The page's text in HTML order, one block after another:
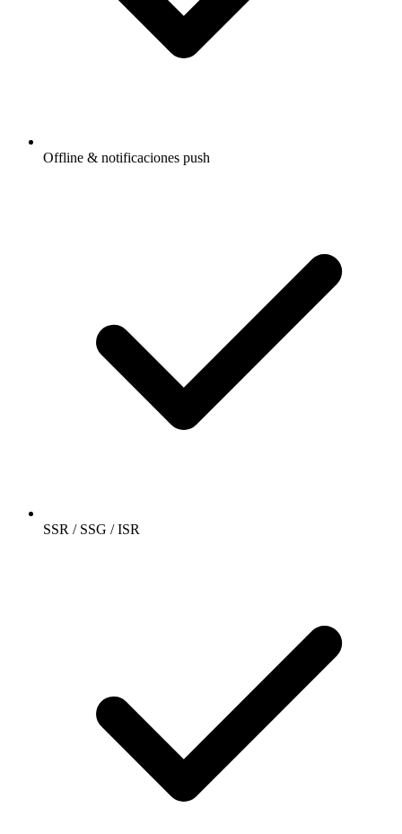
Offline & notificaciones push
SSR / SSG / ISR